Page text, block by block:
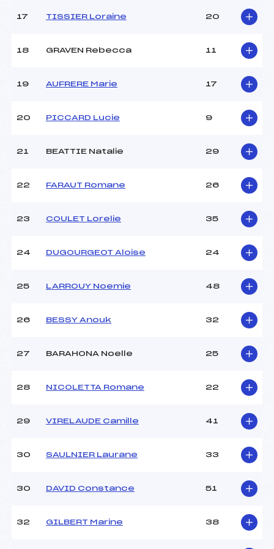
Température arrivée :
-2
11.0800
17 TISSIER Loraine 20
18 GRAVEN Rebecca 11
19 AUFRERE Marie 17
20 PICCARD Lucie 9
21 BEATTIE Natalie 29
22 FARAUT Romane 26
23 COULET Lorelie 35
24 DUGOURGEOT Aloise 24
25 LARROUY Noemie 48
26 BESSY Anouk 32
27 BARAHONA Noelle 25
28 NICOLETTA Romane 22
29 VIRELAUDE Camille 41
30 SAULNIER Laurane 33
30 DAVID Constance 51
32 GILBERT Marine 38